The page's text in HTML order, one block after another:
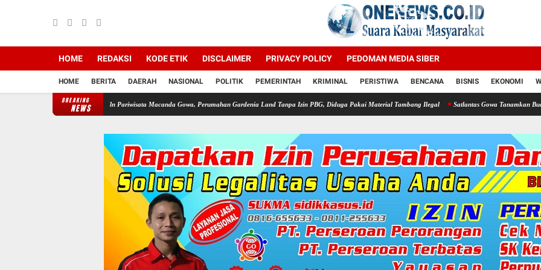
HOME REDAKSI KODE ETIK DISCLAIMER PRIVACY POLICY PEDOMAN MEDIA SIBER
HOME BERITA DAERAH NASIONAL POLITIK PEMERINTAH KRIMINAL PERISTIWA BENCANA BISNIS EKONOMI
BREAKING
NEWS
Zona LP2B Di Jln Pariwisata Macanda Gowa, Perumahan Gardenia Land Tanpa Izin PBG, Diduga Pakai Material Tambang Ilegal Satlantas Gowa Tanamkan Budaya Taat Lalu